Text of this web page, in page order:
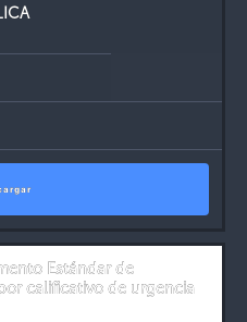
Estándar de
calificativo de urgencia